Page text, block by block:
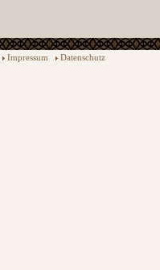
Impressum Datenschutz